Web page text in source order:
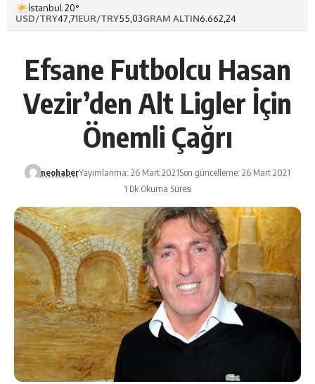
İstanbul 20°
USD/TRY47,71EUR/TRY55,03GRAM ALTIN6.662,24
Efsane Futbolcu Hasan
Vezir’den Alt Ligler İçin
Önemli Çağrı
neohaberYayımlanma: 26 Mart 2021Son güncelleme: 26 Mart 2021
1 Dk Okuma Süresi